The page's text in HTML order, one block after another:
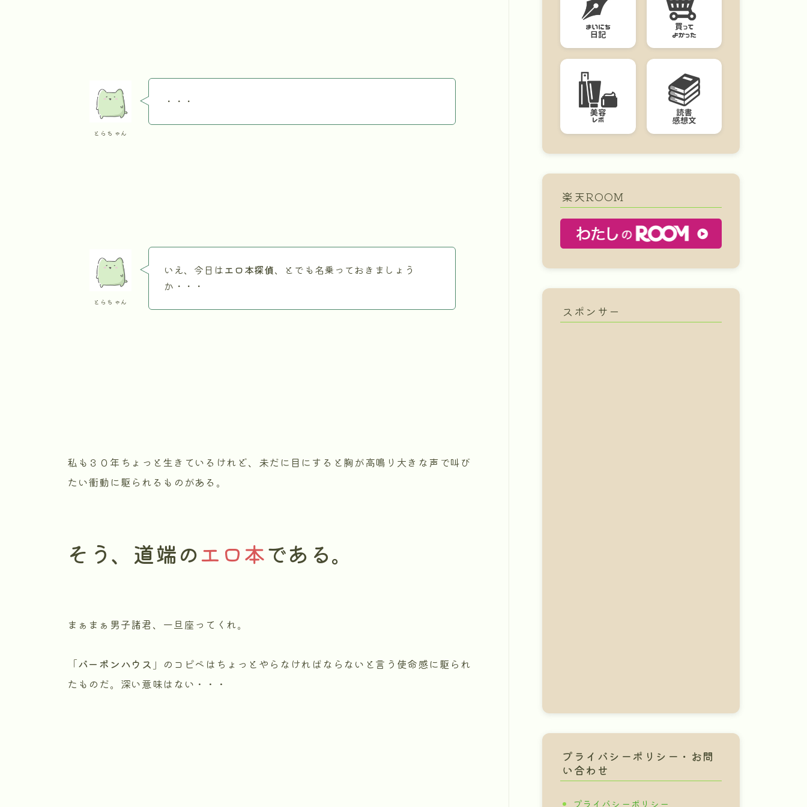
とらちゃん
・・・
とらちゃん
いえ、今日はエロ本探偵、とでも名乗っておきましょう
か・・・
私も３０年ちょっと生きているけれど、未だに目にすると胸が高鳴り大きな声で叫び
たい衝動に駆られるものがある。
そう、道端のエロ本である。
まぁまぁ男子諸君、一旦座ってくれ。
「バーボンハウス 」のコピペはちょっとやらなければならないと言う使命感に駆られ
たものだ。深い意味はない・・・
楽天ROOM
スポンサー
プライバシーポリシー・お問
い合わせ
プライバシーポリシー